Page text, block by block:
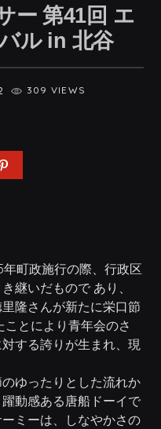
ー 第41回 エ
ル in 北谷
309 VIEWS
町政施行の際、行政区
継いだもので あり、
隆さんが新たに栄口節
とにより青年会のさ
する誇りが生まれ、現
ゆったりとした流れか
動感ある唐船ドーイで
ミーは、しなやかさの